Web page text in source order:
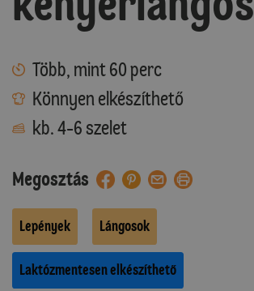
Több, mint 60 perc
Könnyen elkészíthető
kb. 4-6 szelet
Megosztás
Lepények Lángosok
Laktózmentesen elkészíthető